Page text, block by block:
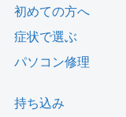
初めての方へ
症状で選ぶ
パソコン修理
持ち込み